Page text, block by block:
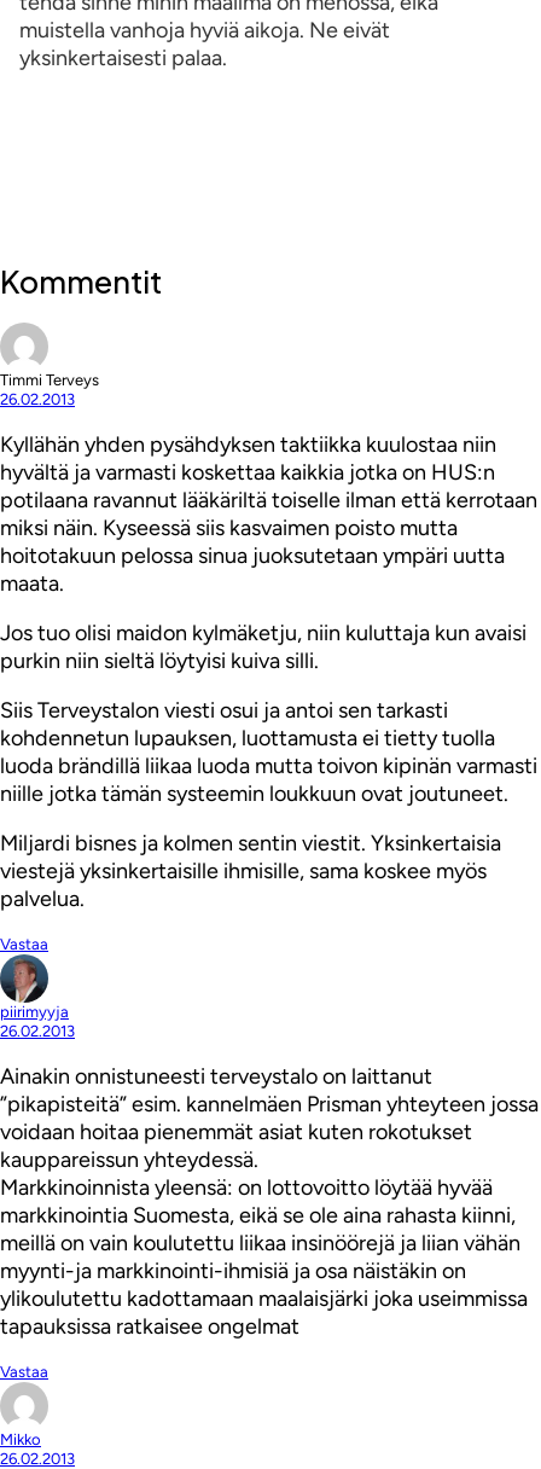
muistella vanhoja hyviä aikoja. Ne eivät
yksinkertaisesti palaa.
Kommentit
Timmi Terveys
26.02.2013
Kyllähän yhden pysähdyksen taktiikka kuulostaa niin
hyvältä ja varmasti koskettaa kaikkia jotka on HUS:n
potilaana ravannut lääkäriltä toiselle ilman että kerrotaan
miksi näin. Kyseessä siis kasvaimen poisto mutta
hoitotakuun pelossa sinua juoksutetaan ympäri uutta
maata.
Jos tuo olisi maidon kylmäketju, niin kuluttaja kun avaisi
purkin niin sieltä löytyisi kuiva silli.
Siis Terveystalon viesti osui ja antoi sen tarkasti
kohdennetun lupauksen, luottamusta ei tietty tuolla
luoda brändillä liikaa luoda mutta toivon kipinän varmasti
niille jotka tämän systeemin loukkuun ovat joutuneet.
Miljardi bisnes ja kolmen sentin viestit. Yksinkertaisia
viestejä yksinkertaisille ihmisille, sama koskee myös
palvelua.
Vastaa
piirimyyja
26.02.2013
Ainakin onnistuneesti terveystalo on laittanut
”pikapisteitä” esim. kannelmäen Prisman yhteyteen jossa
voidaan hoitaa pienemmät asiat kuten rokotukset
kauppareissun yhteydessä.
Markkinoinnista yleensä: on lottovoitto löytää hyvää
markkinointia Suomesta, eikä se ole aina rahasta kiinni,
meillä on vain koulutettu liikaa insinöörejä ja liian vähän
myynti-ja markkinointi-ihmisiä ja osa näistäkin on
ylikoulutettu kadottamaan maalaisjärki joka useimmissa
tapauksissa ratkaisee ongelmat
Vastaa
Mikko
26.02.2013